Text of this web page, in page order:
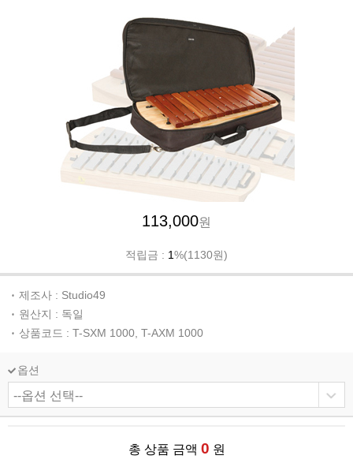
113,000원
적립금 : 1%(1130원)
제조사 : Studio49
원산지 : 독일
상품코드 : T-SXM 1000, T-AXM 1000
옵션
총 상품 금액 0 원